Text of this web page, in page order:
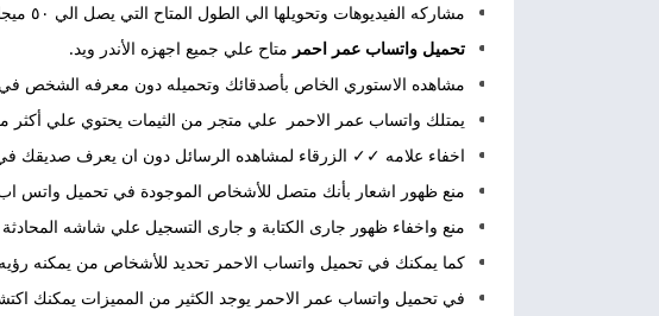
مشاركه الفيديوهات وتحويلها الي الطول المتاح التي يصل الي ٥٠ ميجا في واتس اب عمر الاحمر.
تحميل واتساب عمر احمر متاح علي جميع اجهزه الأندر ويد.
مشاهده الاستوري الخاص بأصدقائك وتحميله دون معرفه الشخص
يمتلك واتساب عمر الاحمر علي متجر من الثيمات يحتوي علي أكثر من
اخفاء علامه ✓✓ الزرقاء لمشاهده الرسائل دون ان يعرف صديقك
منع ظهور اشعار بأنك متصل للأشخاص الموجودة في تحميل واتس
منع واخفاء ظهور جارى الكتابة و جارى التسجيل علي شاشه
كما يمكنك في تحميل واتساب الاحمر تحديد للأشخاص من يمكنه
في تحميل واتساب عمر الاحمر يوجد الكثير من المميزات يمكنك